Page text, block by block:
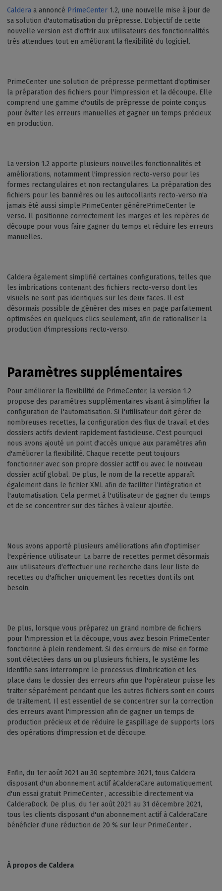
Caldera a annoncé PrimeCenter 1.2, une nouvelle mise à jour de
sa solution d'automatisation du prépresse. L'objectif de cette
nouvelle version est d'offrir aux utilisateurs des fonctionnalités
très attendues tout en améliorant la flexibilité du logiciel.
PrimeCenter une solution de prépresse permettant d'optimiser
la préparation des fichiers pour l'impression et la découpe. Elle
comprend une gamme d'outils de prépresse de pointe conçus
pour éviter les erreurs manuelles et gagner un temps précieux
en production.
La version 1.2 apporte plusieurs nouvelles fonctionnalités et
améliorations, notamment l'impression recto-verso pour les
formes rectangulaires et non rectangulaires. La préparation des
fichiers pour les bannières ou les autocollants recto-verso n'a
jamais été aussi simple.PrimeCenter génèrePrimeCenter le
verso. Il positionne correctement les marges et les repères de
découpe pour vous faire gagner du temps et réduire les erreurs
manuelles.
Caldera également simplifié certaines configurations, telles que
les imbrications contenant des fichiers recto-verso dont les
visuels ne sont pas identiques sur les deux faces. Il est
désormais possible de générer des mises en page parfaitement
optimisées en quelques clics seulement, afin de rationaliser la
production d'impressions recto-verso.
Paramètres supplémentaires
Pour améliorer la flexibilité de PrimeCenter, la version 1.2
propose des paramètres supplémentaires visant à simplifier la
configuration de l'automatisation. Si l'utilisateur doit gérer de
nombreuses recettes, la configuration des flux de travail et des
dossiers actifs devient rapidement fastidieuse. C'est pourquoi
nous avons ajouté un point d'accès unique aux paramètres afin
d'améliorer la flexibilité. Chaque recette peut toujours
fonctionner avec son propre dossier actif ou avec le nouveau
dossier actif global. De plus, le nom de la recette apparaît
également dans le fichier XML afin de faciliter l'intégration et
l'automatisation. Cela permet à l'utilisateur de gagner du temps
et de se concentrer sur des tâches à valeur ajoutée.
Nous avons apporté plusieurs améliorations afin d'optimiser
l'expérience utilisateur. La barre de recettes permet désormais
aux utilisateurs d'effectuer une recherche dans leur liste de
recettes ou d'afficher uniquement les recettes dont ils ont
besoin.
De plus, lorsque vous préparez un grand nombre de fichiers
pour l'impression et la découpe, vous avez besoin PrimeCenter
fonctionne à plein rendement. Si des erreurs de mise en forme
sont détectées dans un ou plusieurs fichiers, le système les
identifie sans interrompre le processus d'imbrication et les
place dans le dossier des erreurs afin que l'opérateur puisse les
traiter séparément pendant que les autres fichiers sont en cours
de traitement. Il est essentiel de se concentrer sur la correction
des erreurs avant l'impression afin de gagner un temps de
production précieux et de réduire le gaspillage de supports lors
des opérations d'impression et de découpe.
Enfin, du 1er août 2021 au 30 septembre 2021, tous Caldera
disposant d'un abonnement actif àCalderaCare automatiquement
d'un essai gratuit PrimeCenter , accessible directement via
CalderaDock. De plus, du 1er août 2021 au 31 décembre 2021,
tous les clients disposant d'un abonnement actif à CalderaCare
bénéficier d'une réduction de 20 % sur leur PrimeCenter .
À propos de Caldera